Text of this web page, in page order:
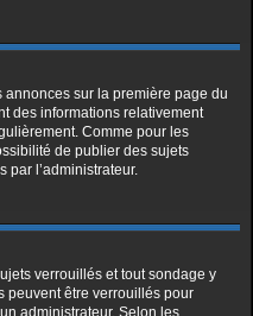
sur la première page du
des informations relativement
Comme pour les
de publier des sujets
par l’administrateur.
verrouillés et tout sondage y
peuvent être verrouillés pour
administrateur. Selon les